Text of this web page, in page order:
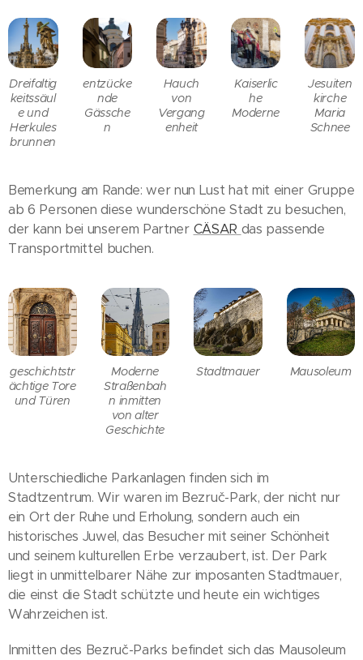
Dreifaltig
keitssäul
e und
Herkules
brunnen
entzücke
nde
Gässche
n
Hauch
von
Vergang
enheit
Kaiserlic
he
Moderne
Jesuiten
kirche
Maria
Schnee
Bemerkung am Rande: wer nun Lust hat mit einer Gruppe
ab 6 Personen diese wunderschöne Stadt zu besuchen,
der kann bei unserem Partner CÄSAR das passende
Transportmittel buchen.
geschichtstr
ächtige Tore
und Türen
Moderne
Straßenbah
n inmitten
von alter
Geschichte
Stadtmauer Mausoleum
Unterschiedliche Parkanlagen finden sich im
Stadtzentrum. Wir waren im Bezruč-Park, der nicht nur
ein Ort der Ruhe und Erholung, sondern auch ein
historisches Juwel, das Besucher mit seiner Schönheit
und seinem kulturellen Erbe verzaubert, ist. Der Park
liegt in unmittelbarer Nähe zur imposanten Stadtmauer,
die einst die Stadt schützte und heute ein wichtiges
Wahrzeichen ist.
Inmitten des Bezruč-Parks befindet sich das Mausoleum